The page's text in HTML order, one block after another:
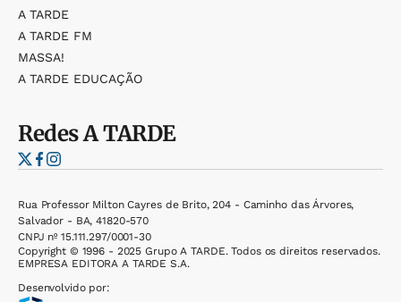
A TARDE
A TARDE FM
MASSA!
A TARDE EDUCAÇÃO
RedesA TARDE
Rua Professor Milton Cayres de Brito, 204 - Caminho das Árvores,
Salvador - BA, 41820-570
CNPJ nº 15.111.297/0001-30
Copyright © 1996 - 2025 Grupo A TARDE. Todos os direitos reservados.
EMPRESA EDITORA A TARDE S.A.
Desenvolvido por: